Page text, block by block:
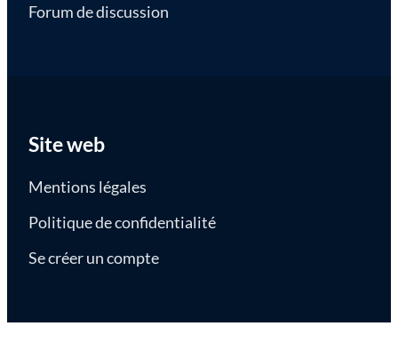
Forum de discussion
Site web
Mentions légales
Politique de confidentialité
Se créer un compte